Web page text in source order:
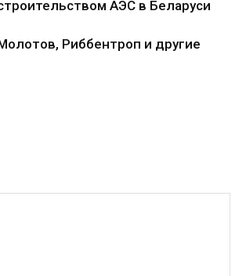
АЭС в Беларуси
Риббентроп и другие